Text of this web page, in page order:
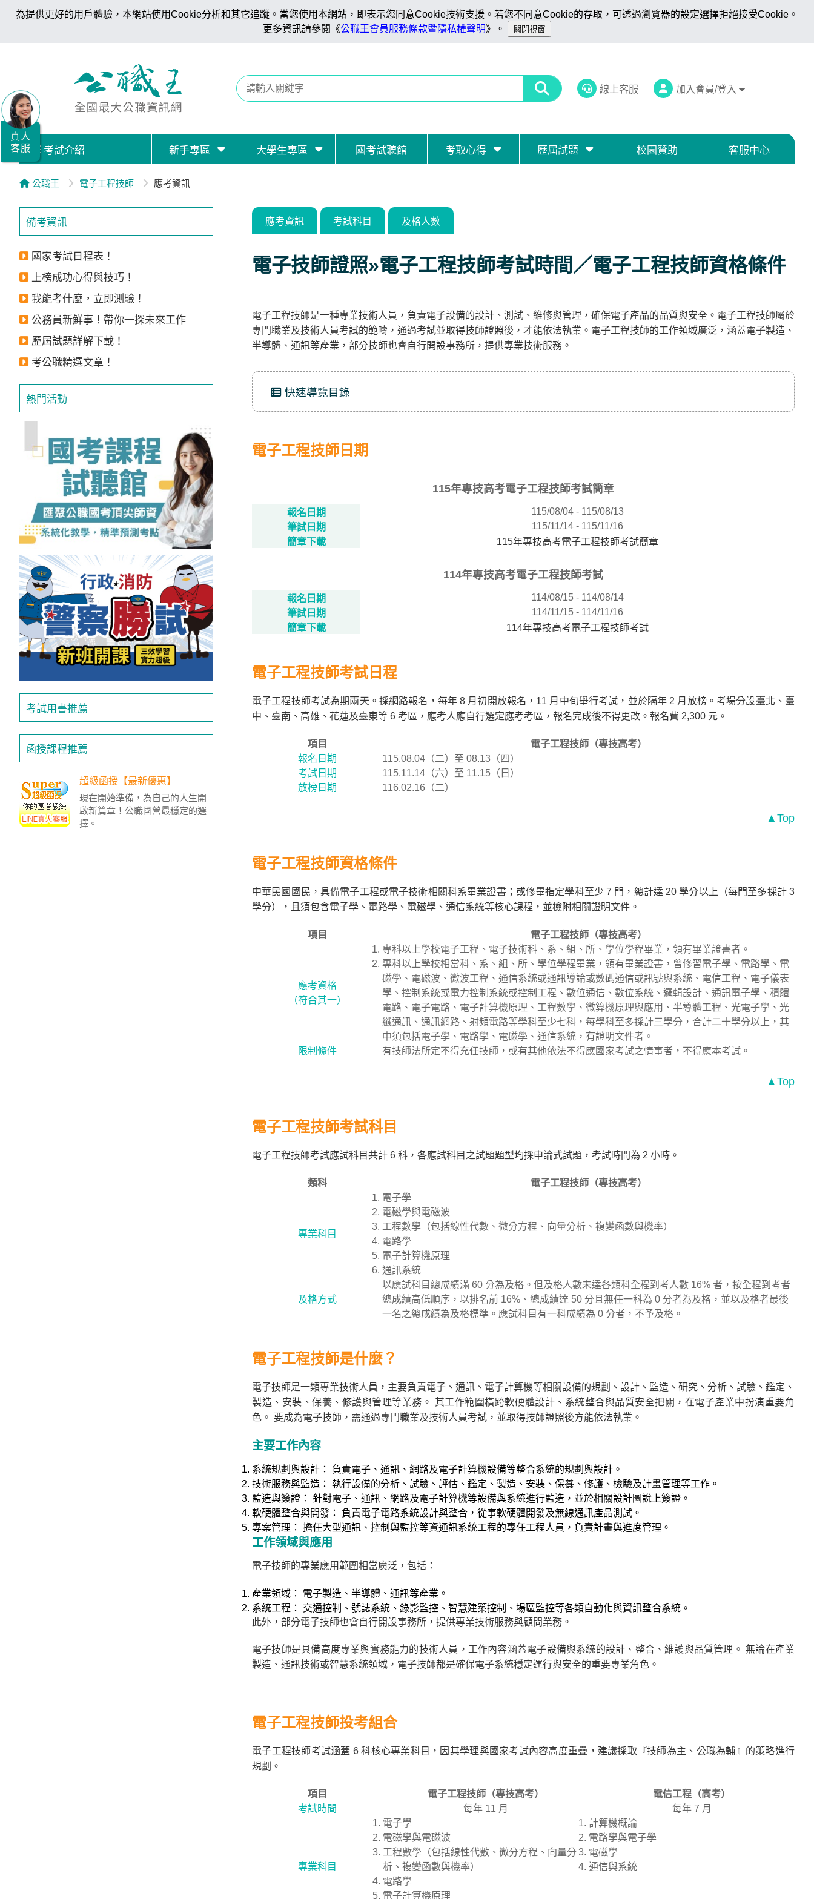
為提供更好的用戶體驗，本網站使用Cookie分析和其它追蹤。當您使用本網站，即表示您同意Cookie技術支援。若您不同意Cookie的存取，可透過瀏覽器的設定選擇拒絕接受Cookie。
更多資訊請參閱《公職王會員服務條款暨隱私權聲明》。
線上客服 加入會員/登入
考試介紹 新手專區 大學生專區 國考試聽館 考取心得 歷屆試題 校園贊助 客服中心
公職王 電子工程技師 應考資訊
備考資訊
國家考試日程表！
上榜成功心得與技巧！
我能考什麼，立即測驗！
公務員新鮮事！帶你一探未來工作
歷屆試題詳解下載！
考公職精選文章！
熱門活動
考試用書推薦
函授課程推薦
超級函授【最新優惠】
現在開始準備，為自己的人生開
啟新篇章！公職國營最穩定的選
擇。
應考資訊 考試科目 及格人數
電子技師證照»電子工程技師考試時間／電子工程技師資格條件
電子工程技師是一種專業技術人員，負責電子設備的設計、測試、維修與管理，確保電子產品的品質與安全。電子工程技師屬於
專門職業及技術人員考試的範疇，通過考試並取得技師證照後，才能依法執業。電子工程技師的工作領域廣泛，涵蓋電子製造、
半導體、通訊等產業，部分技師也會自行開設事務所，提供專業技術服務。
快速導覽目錄
電子工程技師日期
115年專技高考電子工程技師考試簡章
報名日期
115/08/04 - 115/08/13
筆試日期
115/11/14 - 115/11/16
簡章下載
115年專技高考電子工程技師考試簡章
114年專技高考電子工程技師考試
報名日期
114/08/15 - 114/08/14
筆試日期
114/11/15 - 114/11/16
簡章下載
114年專技高考電子工程技師考試
電子工程技師考試日程
電子工程技師考試為期兩天。採網路報名，每年 8 月初開放報名，11 月中旬舉行考試，並於隔年 2 月放榜。考場分設臺北、臺
中、臺南、高雄、花蓮及臺東等 6 考區，應考人應自行選定應考考區，報名完成後不得更改。報名費 2,300 元。
項目
電子工程技師（專技高考）
報名日期
115.08.04（二）至 08.13（四）
考試日期
115.11.14（六）至 11.15（日）
放榜日期
116.02.16（二）
▲Top
電子工程技師資格條件
中華民國國民，具備電子工程或電子技術相關科系畢業證書；或修畢指定學科至少 7 門，總計達 20 學分以上（每門至多採計 3
學分），且須包含電子學、電路學、電磁學、通信系統等核心課程，並檢附相關證明文件。
項目 電子工程技師（專技高考）
應考資格
（符合其一）
專科以上學校電子工程、電子技術科、系、組、所、學位學程畢業，領有畢業證書者。
專科以上學校相當科、系、組、所、學位學程畢業，領有畢業證書，曾修習電子學、電路學、電
磁學、電磁波、微波工程、通信系統或通訊導論或數碼通信或訊號與系統、電信工程、電子儀表
學、控制系統或電力控制系統或控制工程、數位通信、數位系統、邏輯設計、通訊電子學、積體
電路、電子電路、電子計算機原理、工程數學、微算機原理與應用、半導體工程、光電子學、光
纖通訊、通訊網路、射頻電路等學科至少七科，每學科至多採計三學分，合計二十學分以上，其
中須包括電子學、電路學、電磁學、通信系統，有證明文件者。
限制條件
有技師法所定不得充任技師，或有其他依法不得應國家考試之情事者，不得應本考試。
▲Top
電子工程技師考試科目
電子工程技師考試應試科目共計 6 科，各應試科目之試題題型均採申論式試題，考試時間為 2 小時。
類科 電子工程技師（專技高考）
專業科目
電子學
電磁學與電磁波
工程數學（包括線性代數、微分方程、向量分析、複變函數與機率）
電路學
電子計算機原理
通訊系統
及格方式
以應試科目總成績滿 60 分為及格。但及格人數未達各類科全程到考人數 16% 者，按全程到考者
總成績高低順序，以排名前 16%、總成績達 50 分且無任一科為 0 分者為及格，並以及格者最後
一名之總成績為及格標準。應試科目有一科成績為 0 分者，不予及格。
電子工程技師是什麼？
電子技師是一類專業技術人員，主要負責電子、通訊、電子計算機等相關設備的規劃、設計、監造、研究、分析、試驗、鑑定、
製造、安裝、保養、修護與管理等業務。 其工作範圍橫跨軟硬體設計、系統整合與品質安全把關，在電子產業中扮演重要角
色。 要成為電子技師，需通過專門職業及技術人員考試，並取得技師證照後方能依法執業。
主要工作內容
系統規劃與設計： 負責電子、通訊、網路及電子計算機設備等整合系統的規劃與設計。
技術服務與監造： 執行設備的分析、試驗、評估、鑑定、製造、安裝、保養、修護、檢驗及計畫管理等工作。
監造與簽證： 針對電子、通訊、網路及電子計算機等設備與系統進行監造，並於相關設計圖說上簽證。
軟硬體整合與開發： 負責電子電路系統設計與整合，從事軟硬體開發及無線通訊產品測試。
專案管理： 擔任大型通訊、控制與監控等資通訊系統工程的專任工程人員，負責計畫與進度管理。
工作領域與應用
電子技師的專業應用範圍相當廣泛，包括：
產業領域： 電子製造、半導體、通訊等產業。
系統工程： 交通控制、號誌系統、錄影監控、智慧建築控制、場區監控等各類自動化與資訊整合系統。
此外，部分電子技師也會自行開設事務所，提供專業技術服務與顧問業務。
電子技師是具備高度專業與實務能力的技術人員，工作內容涵蓋電子設備與系統的設計、整合、維護與品質管理。 無論在產業
製造、通訊技術或智慧系統領域，電子技師都是確保電子系統穩定運行與安全的重要專業角色。
電子工程技師投考組合
電子工程技師考試涵蓋 6 科核心專業科目，因其學理與國家考試內容高度重疊，建議採取『技師為主、公職為輔』的策略進行
規劃。
項目 電子工程技師（專技高考）
電信工程（高考）
考試時間
每年 11 月 每年 7 月
專業科目
電子學
電磁學與電磁波
工程數學（包括線性代數、微分方程、向量分
析、複變函數與機率）
電路學
電子計算機原理
計算機概論
電路學與電子學
電磁學
通信與系統
真人
客服
職/
就
業/
證
據
點
立
即
加
入
LINE
帳
，
再
獲
得
500
元
折
扣！